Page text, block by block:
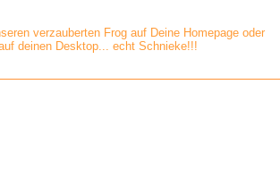
verzauberten Frog auf Deine Homepage oder
deinen Desktop... echt Schnieke!!!